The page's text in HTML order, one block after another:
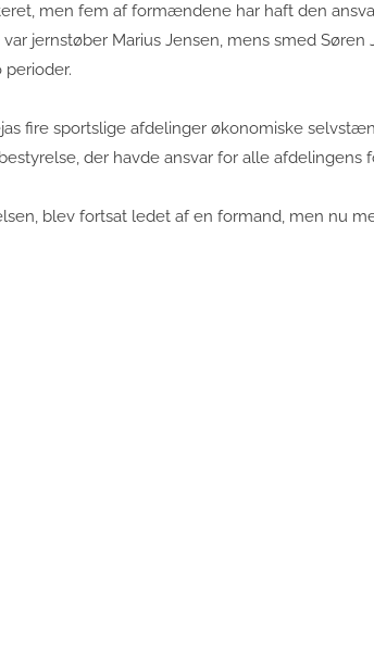
men fem af formændene har haft den
jernstøber Marius Jensen, mens smed Søren
fire sportslige afdelinger økonomiske
der havde ansvar for alle
blev fortsat ledet af en formand, men nu